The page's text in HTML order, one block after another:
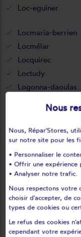
Loc-eguiner
Locmaria-berrien
Locmélar
Locquirec
Loctudy
Logonna-daoulas
Melgven
Mespaul
Moëlan-sur-mer
Motreff
Penmarch
Peumérit
Pleuven
Nous
Nous, Répar'Stores,
sur notre site pour les
• Personnaliser le
• Offrir une expérience
• Analyser notre trafic.
Nous respectons votre
choisir d'accepter, de
types de cookies ou
Le refus des cookies
cependant votre